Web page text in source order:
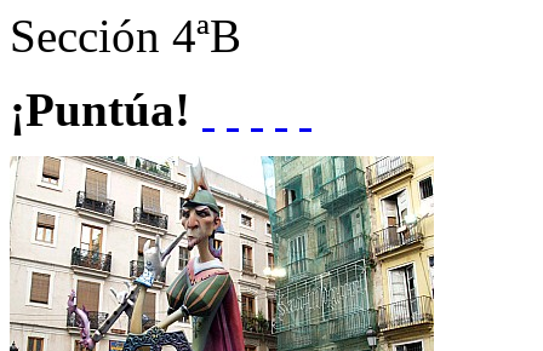
Sección 4ªB
¡Puntúa!